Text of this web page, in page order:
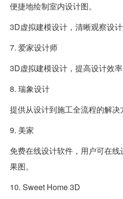
便捷地绘制室内设计图。
3D虚拟建模设计，清晰观察设计
7. 爱家设计师
3D虚拟建模设计，提高设计效率
8. 瑞象设计
提供从设计到施工全流程的解决
9. 美家
免费在线设计软件，用户可在
果图。
10. Sweet Home 3D